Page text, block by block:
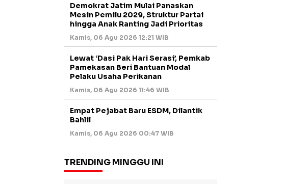
Demokrat Jatim Mulai Panaskan
Mesin Pemilu 2029, Struktur Partai
hingga Anak Ranting Jadi Prioritas
Kamis, 06 Agu 2026 12:21 WIB
Lewat ‘Dasi Pak Hari Serasi’, Pemkab
Pamekasan Beri Bantuan Modal
Pelaku Usaha Perikanan
Kamis, 06 Agu 2026 11:46 WIB
Empat Pejabat Baru ESDM, Dilantik
Bahlil
Kamis, 06 Agu 2026 00:47 WIB
TRENDING MINGGU INI